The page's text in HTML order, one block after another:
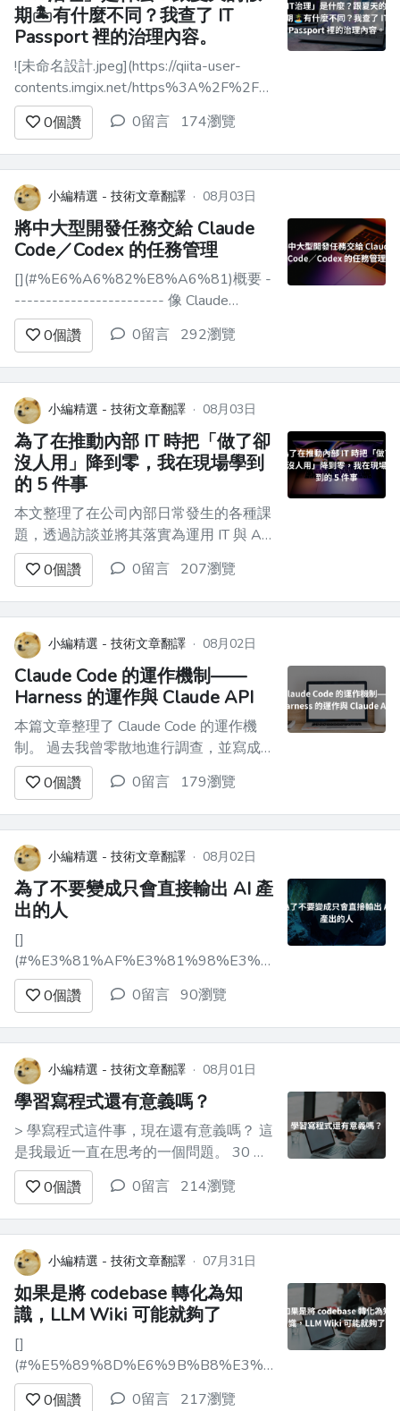
期🏝️有什麼不同？我查了 IT
Passport 裡的治理內容。
![未命名設計.jpeg](https://qiita-user-
contents.imgix.net/https%3A%2F%2Fqiita-
image-store.s3.ap-northeast-
1.amazonaws.com%2F0%2F4458573%2F42d7faee-
a044-472a...
0個讚 0留言 174瀏覽
小編精選 - 技術文章翻譯 · 08月03日
將中大型開發任務交給 Claude
Code／Codex 的任務管理
[](#%E6%A6%82%E8%A6%81)概要 -
------------------------ 像 Claude
Code、Codex 這類 AI 程式開發代理，可
以一起處理程式碼調查、實作、測試、文
件更新等工作。 如果只是小型修正，有
時只要下達「請修正這個 bug」的指示就
能得到足夠好的...
0個讚 0留言 292瀏覽
小編精選 - 技術文章翻譯 · 08月03日
為了在推動內部 IT 時把「做了卻
沒人用」降到零，我在現場學到
的 5 件事
本文整理了在公司內部日常發生的各種課
題，透過訪談並將其落實為運用 IT 與 AI
的解決方案，從中獲得的「實務上的真實
洞見」！我認為這篇內容非常有現場感。
不只是單純把系統做出來，而是希望能成
為那些煩惱於「如何做整體最佳化」「如
何讓現場真正願意使用」的 DX 負責人與
內部 PM 的參考。 ---...
0個讚 0留言 207瀏覽
小編精選 - 技術文章翻譯 · 08月02日
Claude Code 的運作機制——
Harness 的運作與 Claude API
本篇文章整理了 Claude Code 的運作機
制。 過去我曾零散地進行調查，並寫成
了幾篇文章。 - [驗證了閱讀 Claude Code
文件時覺得在意的幾件事]
(https://qiita.com/megmogmog1965/items/
- [調查...
0個讚 0留言 179瀏覽
小編精選 - 技術文章翻譯 · 08月02日
為了不要變成只會直接輸出 AI 產
出的人
[]
前言 ------------------------------------
--------- 我當工程師已經 4 年了。現在
每天都同時並行使用 [Claude Code]
(https://www.anthropi...
0個讚 0留言 90瀏覽
小編精選 - 技術文章翻譯 · 08月01日
學習寫程式還有意義嗎？
> 學寫程式這件事，現在還有意義嗎？ 這
是我最近一直在思考的一個問題。 30 多
年前我開始學程式設計時，老師並不是先
教我們某種程式語言。 相反地，他們先
教我們演算法、流程圖、需求、輸入與輸
出、條件判斷、迴圈，以及在寫下第一行
程式碼之前，如何先推理出一個解法。
當時我並沒有完全體會到這種教學方...
0個讚 0留言 214瀏覽
小編精選 - 技術文章翻譯 · 07月31日
如果是將 codebase 轉化為知
識，LLM Wiki 可能就夠了
[]
(#%E5%89%8D%E6%9B%B8%E3%81%8D)
前言 -----------------------------------
0個讚 0留言 217瀏覽